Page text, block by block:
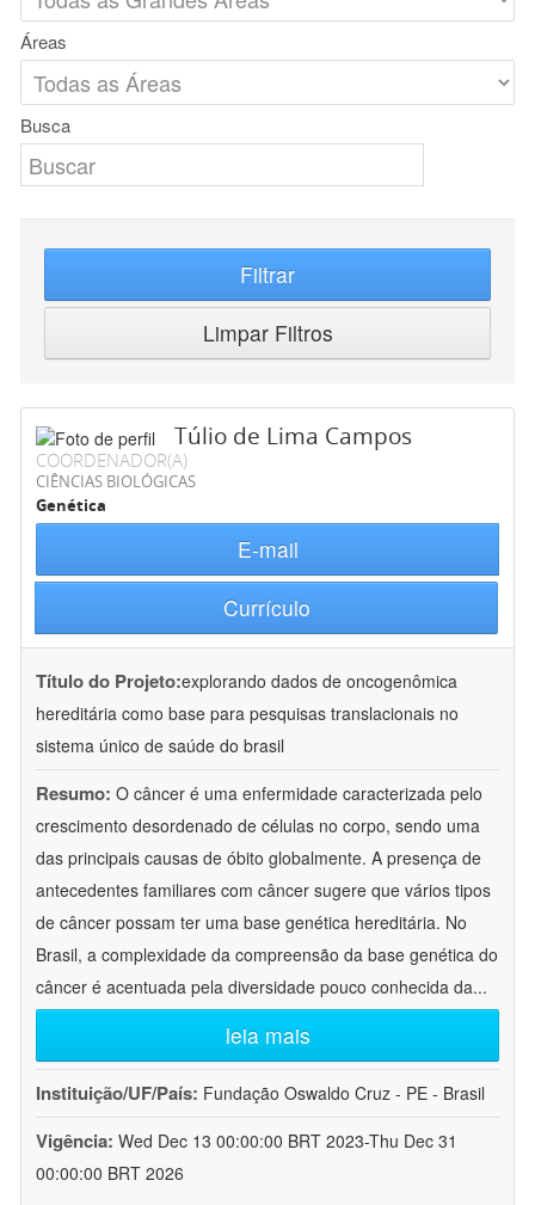
Áreas
Busca
Filtrar
Limpar Filtros
Túlio de Lima Campos
COORDENADOR(A)
CIÊNCIAS BIOLÓGICAS
Genética
E-mail
Currículo
Título do Projeto:explorando dados de oncogenômica
hereditária como base para pesquisas translacionais no
sistema único de saúde do brasil
Resumo: O câncer é uma enfermidade caracterizada pelo
crescimento desordenado de células no corpo, sendo uma
das principais causas de óbito globalmente. A presença de
antecedentes familiares com câncer sugere que vários tipos
de câncer possam ter uma base genética hereditária. No
Brasil, a complexidade da compreensão da base genética do
câncer é acentuada pela diversidade pouco conhecida da...
leia mais
Instituição/UF/País: Fundação Oswaldo Cruz - PE - Brasil
Vigência: Wed Dec 13 00:00:00 BRT 2023-Thu Dec 31
00:00:00 BRT 2026